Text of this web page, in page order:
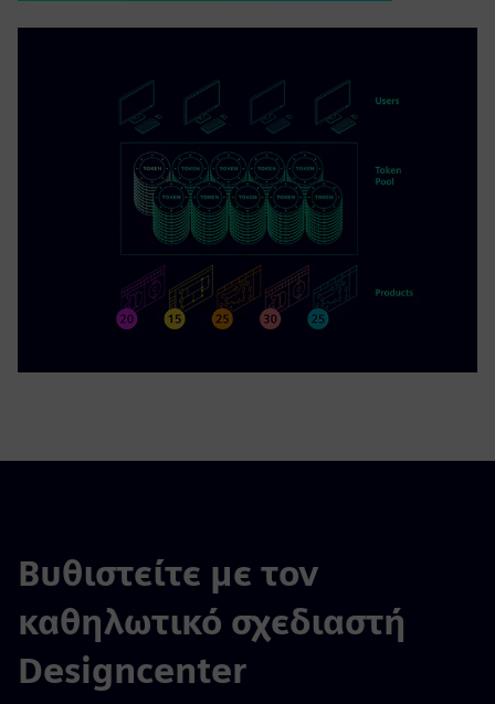
Βυθιστείτε με τον
καθηλωτικό σχεδιαστή
Designcenter